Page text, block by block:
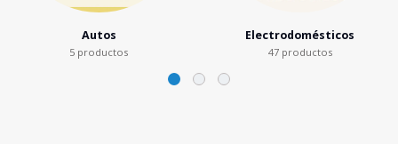
Autos
5 productos
Electrodomésticos
47 productos